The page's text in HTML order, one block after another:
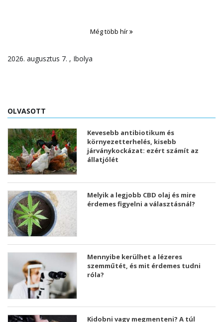
Még több hír
2026. augusztus 7. , Ibolya
OLVASOTT
Kevesebb antibiotikum és
környezetterhelés, kisebb
járványkockázat: ezért számít az
állatjólét
Melyik a legjobb CBD olaj és mire
érdemes figyelni a választásnál?
Mennyibe kerülhet a lézeres
szemműtét, és mit érdemes tudni
róla?
Kidobni vagy megmenteni? A túl